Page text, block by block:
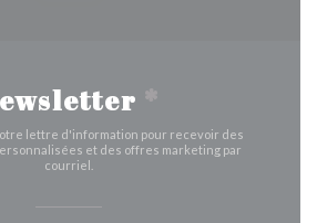
*
lettre d'information pour recevoir des
et des offres marketing par
courriel.